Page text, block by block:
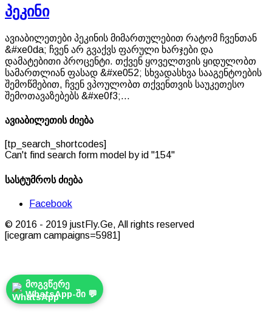
მოგვწერე
WhatsApp-ში 💬
პეკინი
ავიაბილეთები პეკინის მიმართულებით რატომ ჩვენთან
&#xe0da; ჩვენ არ გვაქვს ფარული ხარჯები და
დამატებითი პროცენტი. თქვენ ყოველთვის ყიდულობთ
სამართლიან ფასად &#xe052; სხვადასხვა სააგენტოების
შემოწმებით, ჩვენ ვპოულობთ თქვენთვის საუკეთესო
შემოთავაზებებს &#xe0f3;...
ავიაბილეთის ძიება
[tp_search_shortcodes]
Can't find search form model by id "154"
სასტუმროს ძიება
Facebook
© 2016 - 2019 justFly.Ge, All rights reserved
[icegram campaigns=5981]